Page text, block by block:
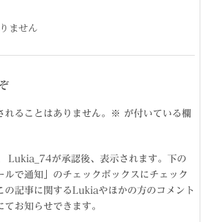
ません
ることはありません。 ※ が付いている欄
Lukia_74が承認後、表示されます。下の
ルで通知」のチェックボックスにチェック
の記事に関するLukiaやほかの方のコメント
お知らせできます。